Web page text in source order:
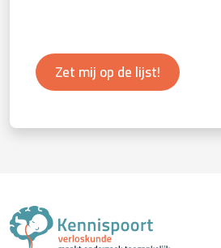
Zet mij op de lijst!